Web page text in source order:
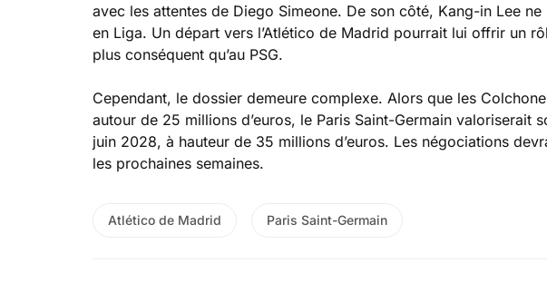
avec les attentes de Diego Simeone. De son côté, Kang-in Lee ne
en Liga. Un départ vers l’Atlético de Madrid pourrait lui offrir un
plus conséquent qu’au PSG.
Cependant, le dossier demeure complexe. Alors que les
autour de 25 millions d’euros, le Paris Saint-Germain valoriserait
juin 2028, à hauteur de 35 millions d’euros. Les négociations
les prochaines semaines.
Atlético de Madrid Paris Saint-Germain